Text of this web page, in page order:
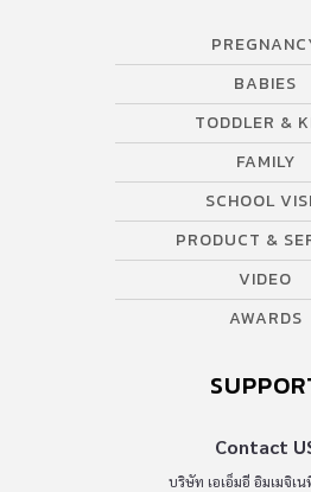
BABIES
TODDLER &
FAMILY
SCHOOL
PRODUCT &
VIDEO
AWARDS
Contact
บริษัท เอเอ็มอี อิมเมจิเ